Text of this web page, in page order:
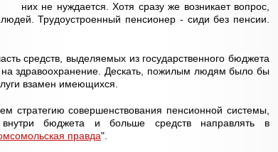
них не нуждается. Хотя сразу же возникает вопрос,
Трудоустроенный пенсионер - сиди без пенсии.
средств, выделяемых из государственного бюджета
на здравоохранение. Дескать, пожилым людям было бы
взамен имеющихся.
стратегию совершенствования пенсионной системы,
бюджета и больше средств направлять в
правда".